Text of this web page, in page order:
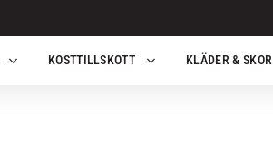
KOSTTILLSKOTT KLÄDER & SKOR